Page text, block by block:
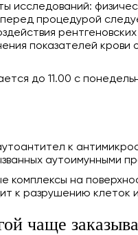
исследований:
процедурой
показателей
до 11.00 с
к
аутоимунными
комплексы на
к разрушению клеток
чаще